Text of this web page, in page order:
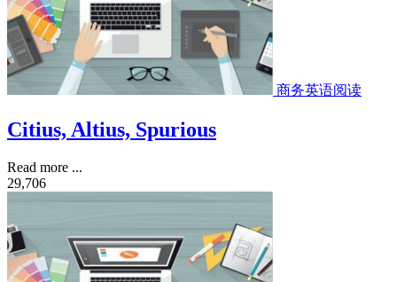
商务英语阅读
Citius, Altius, Spurious
Read more ...
29,706